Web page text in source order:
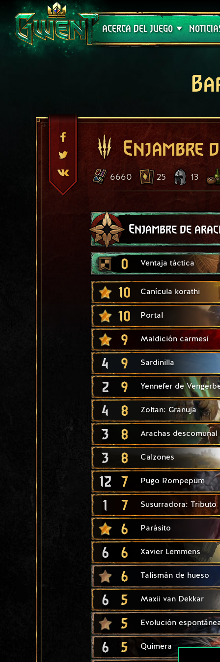
ACERCA DEL JUEGO
Soporte técnico
Enjambre
6660 25 13
Enjambre de
0 Ventaja táctica
10 Canícula korathi
10 Portal
9 Maldición carmesí
4 9 Sardinilla
2 9 Yennefer de
4 8 Zoltan: Granuja
3 8 Arachas descomunal
3 8 Calzones
12 7 Pugo Rompepum
1 7 Susurradora: Tributo
6 Parásito
6 6 Xavier Lemmens
6 Talismán de hueso
6 5 Maxii van Dekkar
5 Evolución
6 5 Quimera